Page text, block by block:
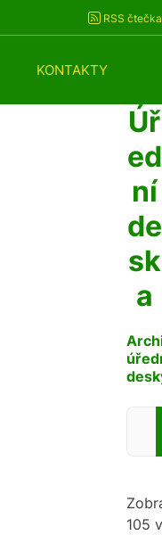
RSS čtečka
KONTAKTY
Úř
ed
ní
de
sk
a
105